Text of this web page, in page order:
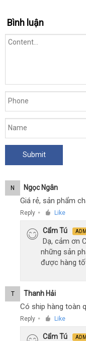
tần
số
rung
-
Svakom
Trysta
Pink
Bình luận
N Ngọc Ngân
Giá rẻ, sản phẩm
Reply ● Like
Cẩm Tú
Dạ, cảm ơn
những sản
được hàng
T Thanh Hải
Có ship hàng toàn
Reply ● Like
Cẩm Tú